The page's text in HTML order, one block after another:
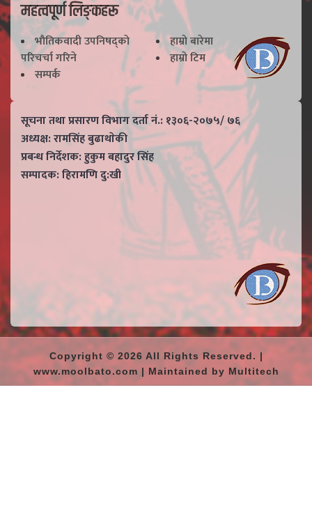
महत्वपूर्ण लिङ्कहरू
भाैतिकवादी उपनिषद्काे
परिचर्चा गरिने
हाम्राे बारेमा
हाम्राे टिम
सम्पर्क
सूचना तथा प्रसारण विभाग दर्ता नं.: १३०६-२०७५/ ७६
अध्यक्ष: रामसिंह बुढाथाेकी
प्रबन्ध निर्देशक: हुकुम बहादुर सिंह
सम्पादक: हिरामणि दु:खी
Copyright © 2026 All Rights Reserved. |
www.moolbato.com | Maintained by Multitech